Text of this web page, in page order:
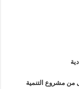
من مشروع التنمية